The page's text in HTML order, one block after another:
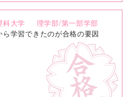
科大学
理学部/第一部学部
ら学習できたのが合格の要因